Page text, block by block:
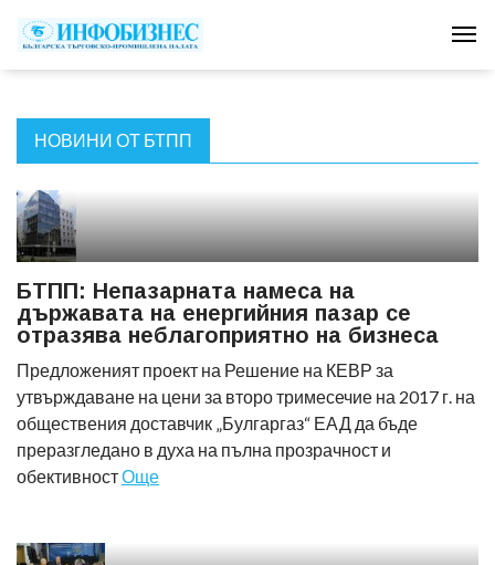
НОВИНИ ОТ БТПП
БТПП: Непазарната намеса на
държавата на енергийния пазар се
отразява неблагоприятно на бизнеса
Предложеният проект на Решение на КЕВР за
утвърждаване на цени за второ тримесечие на 2017 г. на
обществения доставчик „Булгаргаз“ ЕАД да бъде
преразгледано в духа на пълна прозрачност и
обективностОще